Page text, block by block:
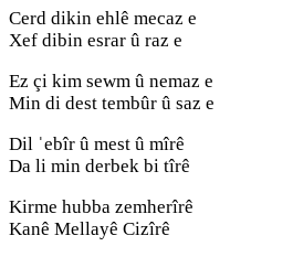
Cerd dikin ehlê mecaz e
Xef dibin esrar û raz e
Ez çi kim sewm û nemaz e
Min di dest tembûr û saz e
Dil ˈebîr û mest û mîrê
Da li min derbek bi tîrê
Kirme hubba zemherîrê
Kanê Mellayê Cizîrê